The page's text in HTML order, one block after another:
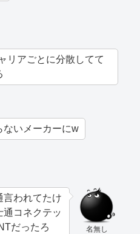
リアごとに分散してて
ないメーカーにw
名無し
言われてたけ
通コネクテッ
だったろ